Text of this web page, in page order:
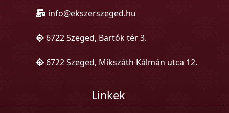
info@ekszerszeged.hu
6722 Szeged, Bartók tér 3.
6722 Szeged, Mikszáth Kálmán utca 12.
Linkek